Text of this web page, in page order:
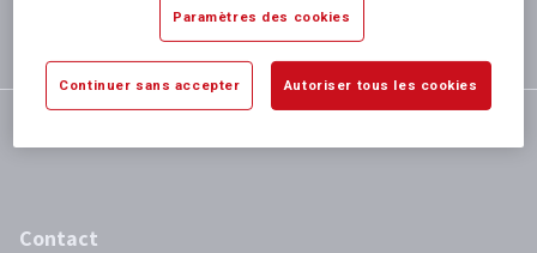
satisfaction totale
Contact
Paramètres des cookies
Continuer sans accepter Autoriser tous les cookies